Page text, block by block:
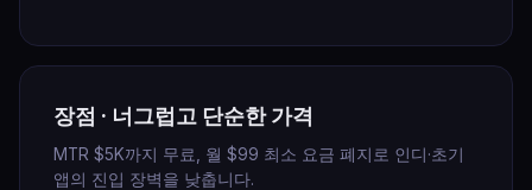
장점 · 너그럽고 단순한 가격
MTR $5K까지 무료, 월 $99 최소 요금 폐지로 인디·초기
앱의 진입 장벽을 낮춥니다.